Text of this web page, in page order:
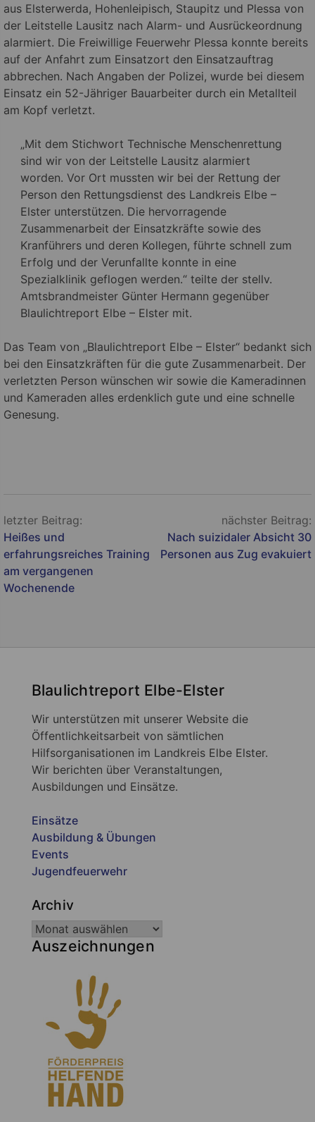
aus Elsterwerda, Hohenleipisch, Staupitz und Plessa von
der Leitstelle Lausitz nach Alarm- und Ausrückeordnung
alarmiert. Die Freiwillige Feuerwehr Plessa konnte bereits
auf der Anfahrt zum Einsatzort den Einsatzauftrag
abbrechen. Nach Angaben der Polizei, wurde bei diesem
Einsatz ein 52-Jähriger Bauarbeiter durch ein Metallteil
am Kopf verletzt.
„Mit dem Stichwort Technische Menschenrettung
sind wir von der Leitstelle Lausitz alarmiert
worden. Vor Ort mussten wir bei der Rettung der
Person den Rettungsdienst des Landkreis Elbe –
Elster unterstützen. Die hervorragende
Zusammenarbeit der Einsatzkräfte sowie des
Kranführers und deren Kollegen, führte schnell zum
Erfolg und der Verunfallte konnte in eine
Spezialklinik geflogen werden.“ teilte der stellv.
Amtsbrandmeister Günter Hermann gegenüber
Blaulichtreport Elbe – Elster mit.
Das Team von „Blaulichtreport Elbe – Elster“ bedankt sich
bei den Einsatzkräften für die gute Zusammenarbeit. Der
verletzten Person wünschen wir sowie die Kameradinnen
und Kameraden alles erdenklich gute und eine schnelle
Genesung.
Beitragsnavigation
letzter Beitrag:
Heißes und
erfahrungsreiches Training
am vergangenen
Wochenende
nächster Beitrag:
Nach suizidaler Absicht 30
Personen aus Zug evakuiert
Blaulichtreport Elbe-Elster
Wir unterstützen mit unserer Website die
Öffentlichkeitsarbeit von sämtlichen
Hilfsorganisationen im Landkreis Elbe Elster.
Wir berichten über Veranstaltungen,
Ausbildungen und Einsätze.
Einsätze
Ausbildung & Übungen
Events
Jugendfeuerwehr
Archiv
Auszeichnungen